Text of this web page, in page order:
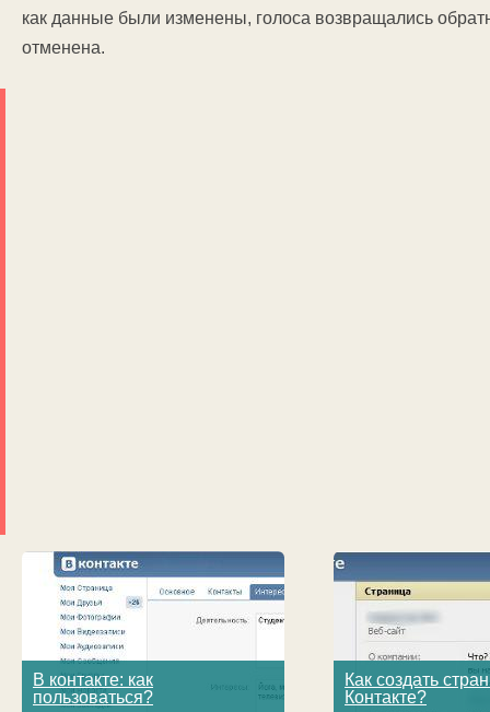
как данные были изменены, голоса возвращались
отменена.
В контакте: как
пользоваться?
Как создать
Контакте?